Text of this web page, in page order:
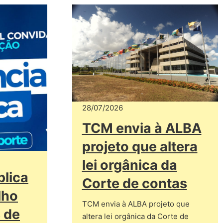
de
28/07/2026
TCM envia à ALBA
projeto que altera
lei orgânica da
Corte de contas
TCM envia à ALBA projeto que
altera lei orgânica da Corte de